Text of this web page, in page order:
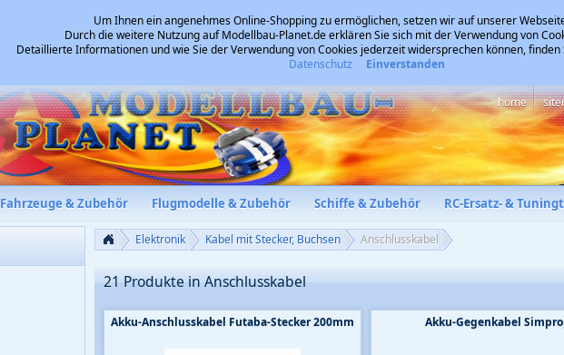
home
Fahrzeuge & Zubehör Flugmodelle & Zubehör Schiffe & Zubehör RC-Ersatz- &
Um Ihnen ein angenehmes Online-Shopping zu ermöglichen, setzen wir auf unserer
Durch die weitere Nutzung auf Modellbau-Planet.de erklären Sie sich mit der Verwendung von
Detaillierte Informationen und wie Sie der Verwendung von Cookies jederzeit widersprechen können,
Datenschutz
Einverstanden
Elektronik Kabel mit Stecker, Buchsen Anschlusskabel
21 Produkte in Anschlusskabel
Akku-Anschlusskabel Futaba-Stecker 200mm Akku-Gegenkabel